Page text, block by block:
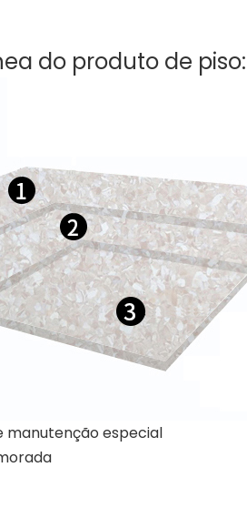
do produto de piso:
especial